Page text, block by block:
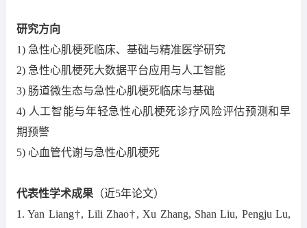
研究方向
1) 急性心肌梗死临床、基础与精准医学研究
2) 急性心肌梗死大数据平台应用与人工智能
3) 肠道微生态与急性心肌梗死临床与基础
4) 人工智能与年轻急性心肌梗死诊疗风险评估预测和早
期预警
5) 心血管代谢与急性心肌梗死
代表性学术成果（近5年论文）
1. Yan Liang†, Lili Zhao†, Xu Zhang, Shan Liu, Pengju Lu,